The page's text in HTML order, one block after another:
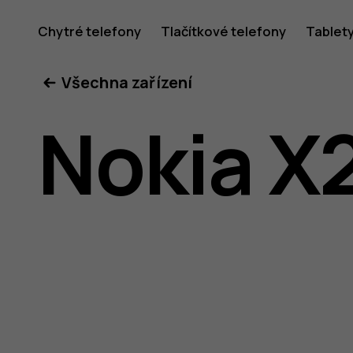
příručka
k
Chytré telefony Tlačítkové telefony
Všechna zařízení
Nokia